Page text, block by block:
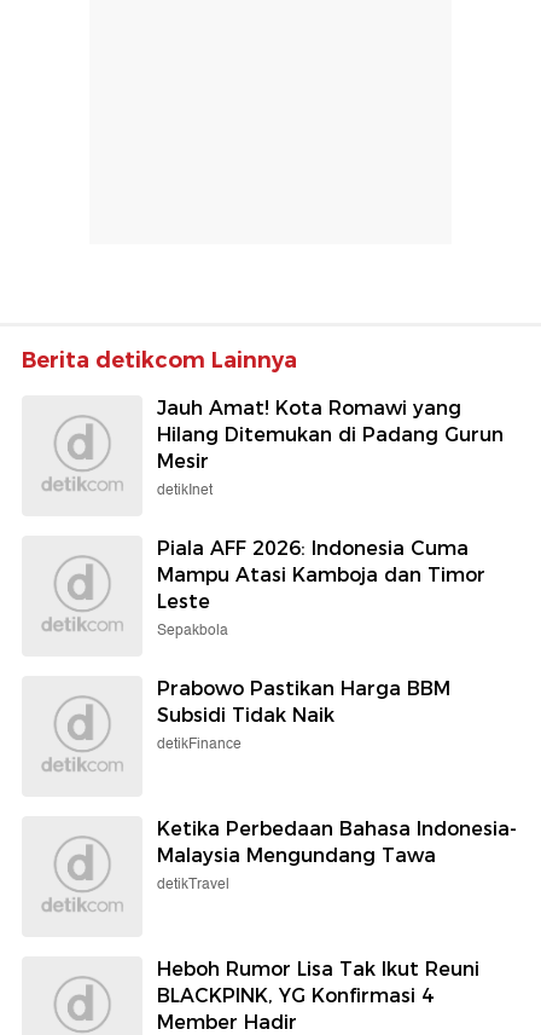
Berita detikcom Lainnya
Jauh Amat! Kota Romawi yang
Hilang Ditemukan di Padang Gurun
Mesir
detikInet
Piala AFF 2026: Indonesia Cuma
Mampu Atasi Kamboja dan Timor
Leste
Sepakbola
Prabowo Pastikan Harga BBM
Subsidi Tidak Naik
detikFinance
Ketika Perbedaan Bahasa Indonesia-
Malaysia Mengundang Tawa
detikTravel
Heboh Rumor Lisa Tak Ikut Reuni
BLACKPINK, YG Konfirmasi 4
Member Hadir